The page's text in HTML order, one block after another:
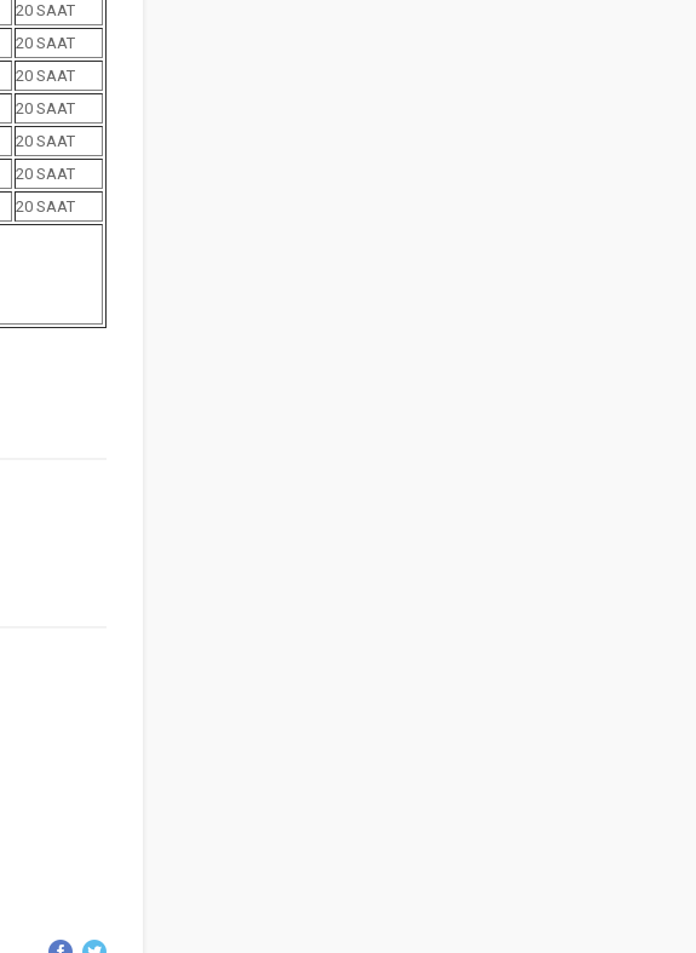
20 SAAT
20 SAAT
20 SAAT
20 SAAT
20 SAAT
20 SAAT
20 SAAT